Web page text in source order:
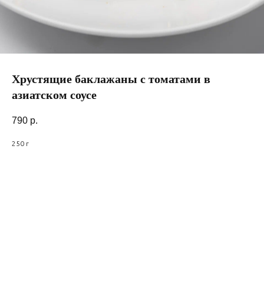
Хрустящие баклажаны с томатами в
азиатском соусе
790 р.
250 г